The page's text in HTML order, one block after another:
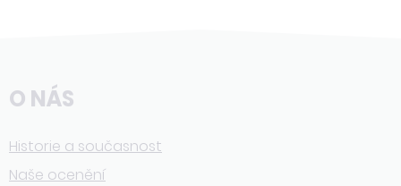
O NÁS
Historie a současnost
Naše ocenění